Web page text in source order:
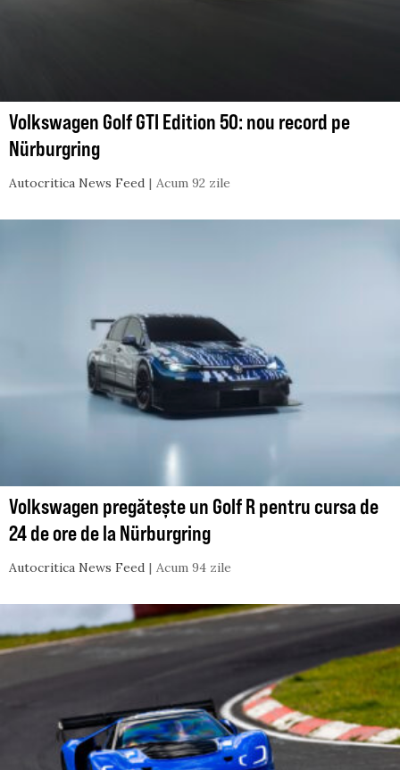
Volkswagen Golf GTI Edition 50: nou record pe
Nürburgring
Autocritica News Feed Acum 92 zile
Volkswagen pregătește un Golf R pentru cursa de
24 de ore de la Nürburgring
Autocritica News Feed Acum 94 zile